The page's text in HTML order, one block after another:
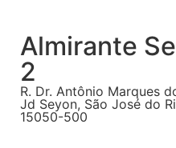
Almirante
2
R. Dr. Antônio Marques
Jd Seyon, São José do
15050-500